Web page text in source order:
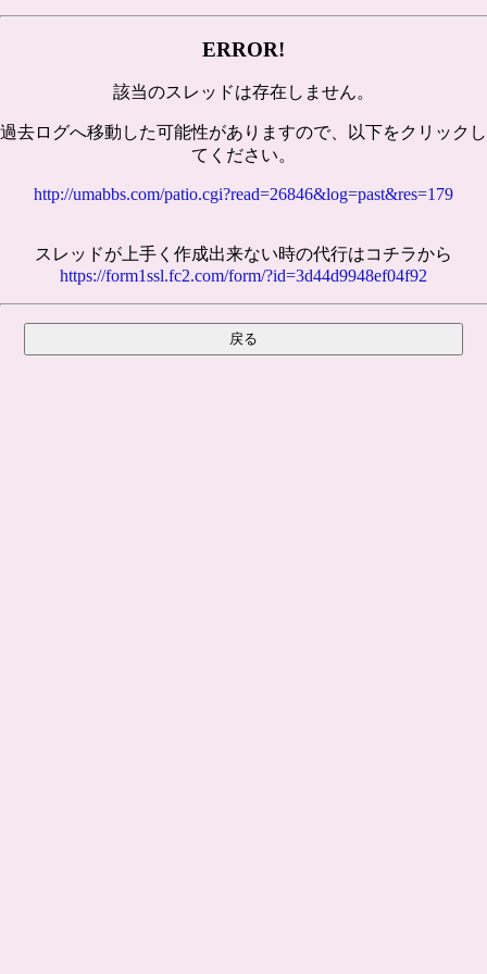
ERROR!
該当のスレッドは存在しません。
過去ログへ移動した可能性がありますので、以下をクリックし
てください。
http://umabbs.com/patio.cgi?read=26846&log=past&res=179
スレッドが上手く作成出来ない時の代行はコチラから
https://form1ssl.fc2.com/form/?id=3d44d9948ef04f92